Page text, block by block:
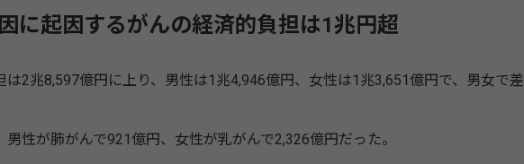
に起因するがんの経済的負担は1兆円超
2兆8,597億円に上り、男性は1兆4,946億円、女性は1兆3,651億円で、男女で差
性が肺がんで921億円、女性が乳がんで2,326億円だった。